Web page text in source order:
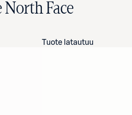
Face
Tuote latautuu